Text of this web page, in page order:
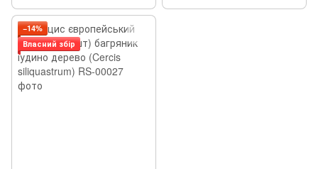
−14%
Власний збір